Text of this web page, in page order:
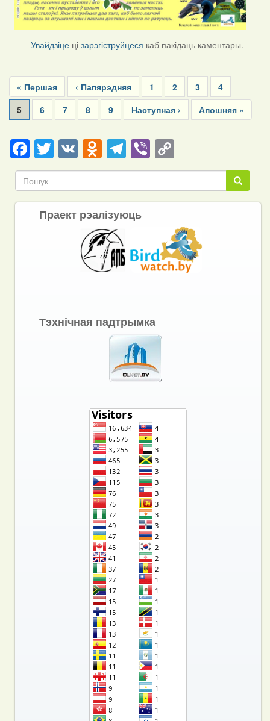
Увайдзіце цізарэгіструйцеся каб пакідаць каментары.
Pagination
First
page
« Першая
Previous
page
‹ Папярэдняя Page
1 Page
2 Page
3 Page
4
Current
page
5 Page
6 Page
7 Page
8 Page
9
Next
page
Наступная ›
Last
page
Апошняя »
Facebook
Twitter
VKOdnoklassniki
Telegram
ViberCopy
Link Пошук
Пошук
Праект рэалізуюць
Тэхнічная падтрымка